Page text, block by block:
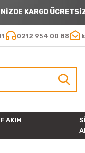
KARGO
0212 954 00 88
AKIM